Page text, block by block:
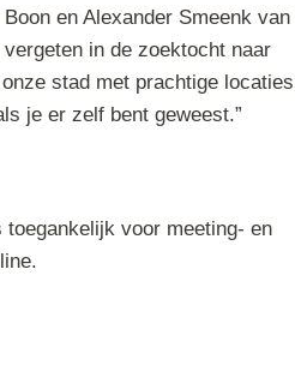
en Alexander Smeenk van
in de zoektocht naar
stad met prachtige locaties
je er zelf bent geweest.”
voor meeting- en